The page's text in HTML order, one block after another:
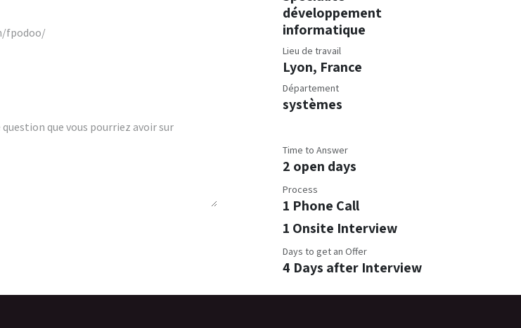
développement
informatique
Lieu de travail
Lyon, France
Département
systèmes
Time to Answer
2 open days
Process
1 Phone Call
1 Onsite Interview
Days to get an Offer
4 Days after Interview